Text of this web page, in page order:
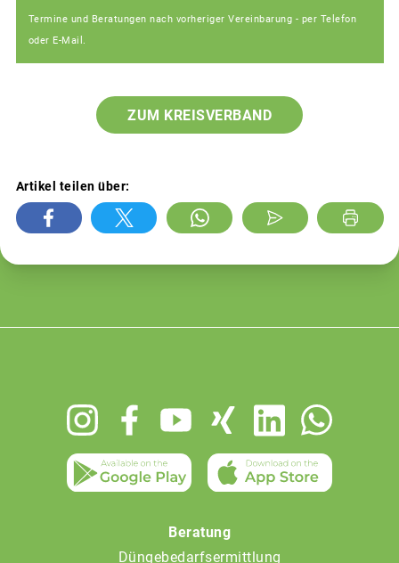
Termine und Beratungen nach vorheriger Vereinbarung - per Telefon
oder E-Mail.
ZUM KREISVERBAND
Artikel teilen über:
Beratung
Düngebedarfsermittlung